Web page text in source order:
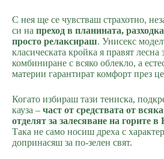
С нея ще се чувстваш страхотно,
си на преход в планината,
просто релаксираш. Унисекс
класическата кройка я правят лесна
комбиниране с всяко облекло, а
материи гарантират комфорт през
Когато избираш тази тениска,
кауза – част от средствата от
отделят за залесяване на горите
Така не само носиш дреха с
допринасяш за по-зелен свят.